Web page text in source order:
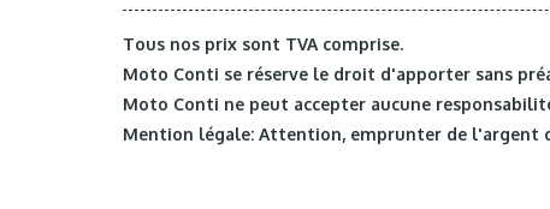
Tous nos prix sont TVA comprise.
Moto Conti se réserve le droit d'apporter sans
Moto Conti ne peut accepter aucune
Mention légale: Attention, emprunter de l'argent